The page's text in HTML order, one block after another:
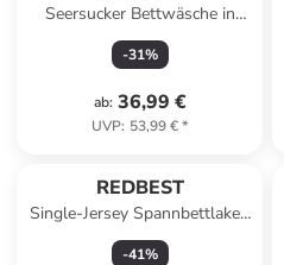
Seersucker Bettwäsche in
hellblau
-31%
ab: 36,99 €
UVP: 53,99 €*
REDBEST
Single-Jersey Spannbettlaken
Pittsburgh in dunkelblau
-41%